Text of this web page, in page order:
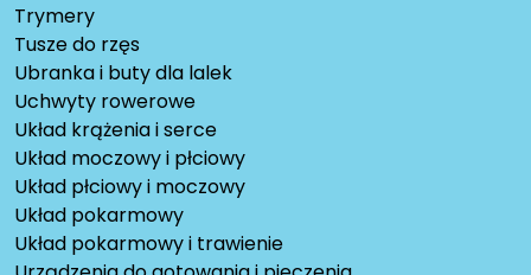
Trymery
Tusze do rzęs
Ubranka i buty dla lalek
Uchwyty rowerowe
Układ krążenia i serce
Układ moczowy i płciowy
Układ płciowy i moczowy
Układ pokarmowy
Układ pokarmowy i trawienie